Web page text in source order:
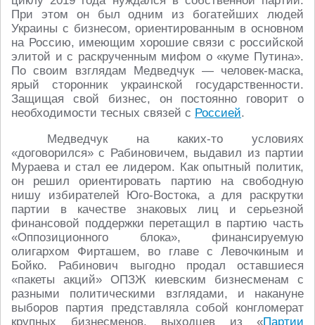
При этом он был одним из богатейших людей
Украины с бизнесом, ориентированным в основном
на Россию, имеющим хорошие связи с российской
элитой и с раскрученным мифом о «куме Путина».
По своим взглядам Медведчук ― человек-маска,
ярый сторонник украинской государственности.
Защищая свой бизнес, он постоянно говорит о
необходимости тесных связей с Россией.
Медведчук на каких-то условиях
«договорился» с Рабиновичем, выдавил из партии
Мураева и стал ее лидером. Как опытный политик,
он решил ориентировать партию на свободную
нишу избирателей Юго-Востока, а для раскрутки
партии в качестве знаковых лиц и серьезной
финансовой поддержки перетащил в партию часть
«Оппозиционного блока», финансируемую
олигархом Фирташем, во главе с Левочкиным и
Бойко. Рабинович выгодно продал оставшиеся
«пакеты акций» ОПЗЖ киевским бизнесменам с
разными политическими взглядами, и накануне
выборов партия представляла собой конгломерат
крупных бизнесменов, выходцев из «Партии